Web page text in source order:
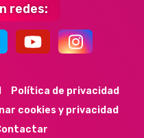
redes:
35k 352
Política de privacidad
cookies y privacidad